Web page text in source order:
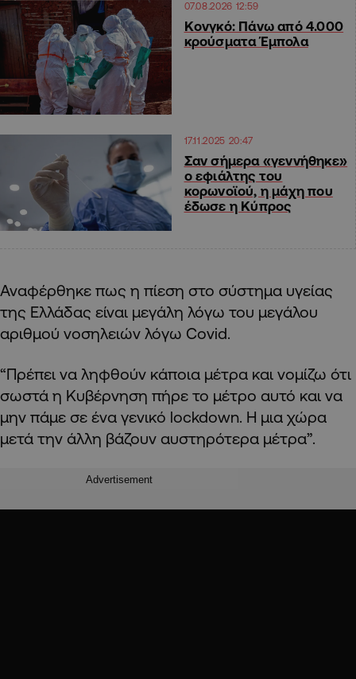
07.08.2026 12:59
Κονγκό: Πάνω από 4.000
κρούσματα Έμπολα
17.11.2025 20:47
Σαν σήμερα «γεννήθηκε»
ο εφιάλτης του
κορωνοϊού, η μάχη που
έδωσε η Κύπρος
Αναφέρθηκε πως η πίεση στο σύστημα υγείας
της Ελλάδας είναι μεγάλη λόγω του μεγάλου
αριθμού νοσηλειών λόγω Covid.
“Πρέπει να ληφθούν κάποια μέτρα και νομίζω ότι
σωστά η Κυβέρνηση πήρε το μέτρο αυτό και να
μην πάμε σε ένα γενικό lockdown. Η μια χώρα
μετά την άλλη βάζουν αυστηρότερα μέτρα”.
Advertisement